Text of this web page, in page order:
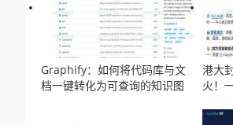
Graphify：如何将代码库与文
档一键转化为可查询的知识图
港大
火！
星！